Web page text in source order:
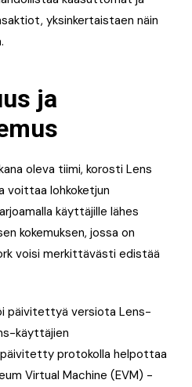
yksinkertaistaen näin
ja
oleva tiimi, korosti Lens
voittaa lohkoketjun
käyttäjille lähes
kokemuksen, jossa on
voisi merkittävästi edistää
päivitettyä versiota Lens-
käyttäjien
päivitetty protokolla helpottaa
Virtual Machine (EVM) -